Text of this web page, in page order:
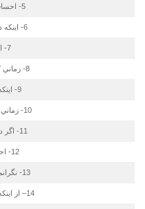
5- احساس مي‌كنم كه ديگران پشت سرم حرف مي‌زنند.
6- اينكه ديگران درباره‌ام چه فكري مي‌كنند نگرانم مي‌كند.
7- از اينكه مرا دوست نداشته باشند، مي‌ترسم.
8- زماني كه با افراد ناآَشنا صحبت مي‌كنم، عصبي مي‌شوم.
9- اينكه ديگران درباره‌ام چه مي‌گويند، نگرانم مي‌كند.
10- زماني كه با افراد غريبه ملاقات مي‌كنم، عصبي مي‌شوم.
11- اگر ديگران مرا دوست نداشته باشند، نگران مي‌شوم.
12- احساس مي‌كنم كه ديگران مرا مسخره مي‌كنند.
13- نگرانم از اينكه اگر وارد بحث شوم، ديگران مرا نپذيرند.
14– از اينكه ديگران دعوتم را برای همکاری نپذیرند، مي‌ترسم.